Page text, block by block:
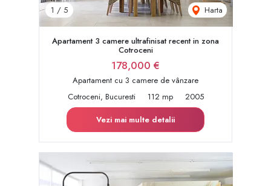
1 / 5 Harta
Apartament 3 camere ultrafinisat recent in zona
Cotroceni
178,000 €
Apartament cu 3 camere de vânzare
Cotroceni, Bucuresti
112 mp
2005
Vezi mai multe detalii